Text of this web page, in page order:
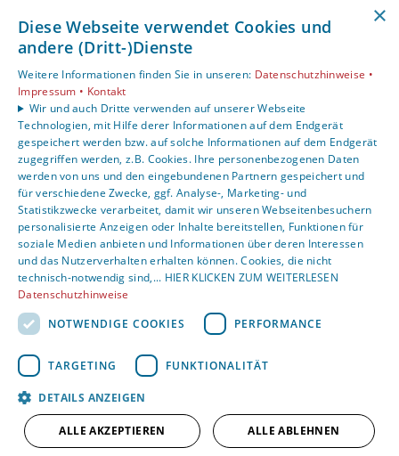
Privatkunden
Gewerbekunden
Karriere
Unternehmen
Kontakt
Um externe HTML-Inhalte anzuzeigen, benötigen wir
Ihre Einwilligung.
Weitere Informationen finden Sie in unserer
Datenschutzerklärung.
Cookie-Einstellungen öffnen
×
Diese Webseite verwendet Cookies und
andere (Dritt-)Dienste
Weitere Informationen finden Sie in unseren: Datenschutzhinweise •
Impressum • Kontakt
Wir und auch Dritte verwenden auf unserer Webseite
Technologien, mit Hilfe derer Informationen auf dem Endgerät
gespeichert werden bzw. auf solche Informationen auf dem Endgerät
zugegriffen werden, z.B. Cookies. Ihre personenbezogenen Daten
werden von uns und den eingebundenen Partnern gespeichert und
für verschiedene Zwecke, ggf. Analyse-, Marketing- und
Statistikzwecke verarbeitet, damit wir unseren Webseitenbesuchern
personalisierte Anzeigen oder Inhalte bereitstellen, Funktionen für
soziale Medien anbieten und Informationen über deren Interessen
und das Nutzerverhalten erhalten können. Cookies, die nicht
technisch-notwendig sind,... HIER KLICKEN ZUM WEITERLESEN
Datenschutzhinweise
NOTWENDIGE COOKIES
PERFORMANCE
TARGETING FUNKTIONALITÄT
DETAILS ANZEIGEN
ALLE AKZEPTIEREN ALLE ABLEHNEN